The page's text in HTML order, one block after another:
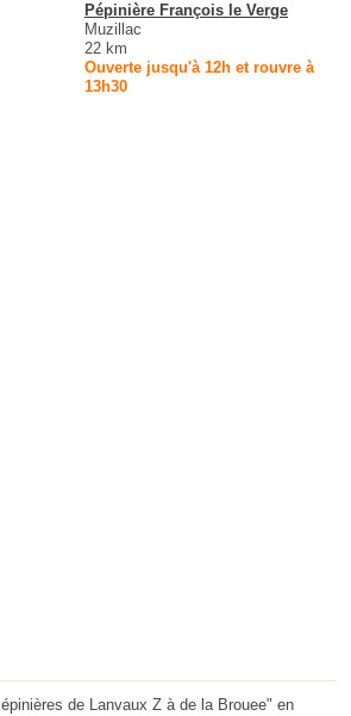
Pépinière François le Verge
Muzillac
22 km
Ouverte jusqu'à 12h et rouvre à
13h30
de Lanvaux Z à de la Brouee" en